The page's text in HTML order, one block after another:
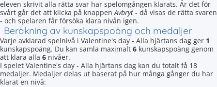
eleven skrivit alla rätta svar har spelomgången klarats. Är det för
svårt går det att klicka på knappenAvbryt - då visas de rätta svaren
- och spelaren får försöka klara nivån igen.
Beräkning av kunskapspoäng och medaljer
Varje avklarad spelnivå i Valentine's day - Alla hjärtans dag ger 1
kunskapspoäng. Du kan samla maximalt 6 kunskapspoäng genom
att klara alla 6 nivåer.
I spelet Valentine's day - Alla hjärtans dag kan du totalt få 18
medaljer. Medaljer delas ut baserat på hur många gånger du har
klarat en nivå: